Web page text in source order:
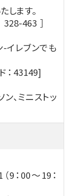
します。
463］
イレブンでも
：43149]
、ミニストッ
：00～19：